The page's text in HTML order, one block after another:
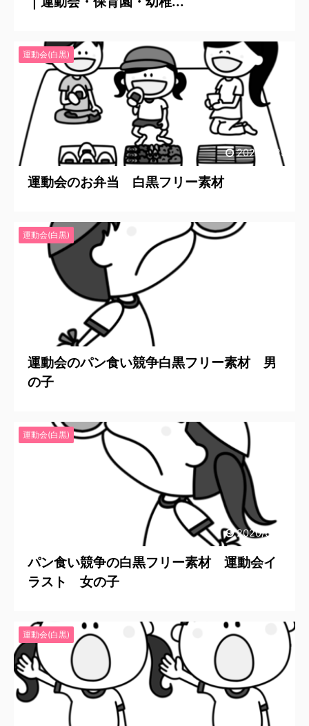
2020/6/25
運動会(白黒)
運動会のお弁当 白黒フリー素材
運動会(白黒)
運動会のパン食い競争白黒フリー素材 男
の子
2020/6/24
運動会(白黒)
パン食い競争の白黒フリー素材 運動会イ
ラスト 女の子
運動会(白黒)